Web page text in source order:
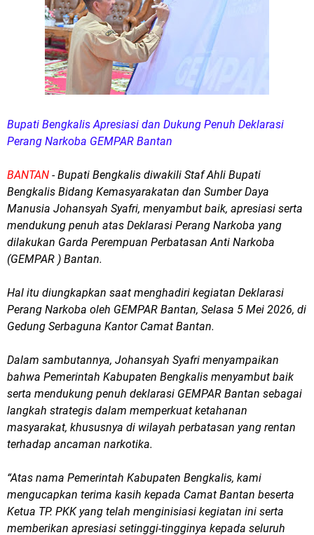
Bupati Bengkalis Apresiasi dan Dukung Penuh Deklarasi
Perang Narkoba GEMPAR Bantan
BANTAN - Bupati Bengkalis diwakili Staf Ahli Bupati
Bengkalis Bidang Kemasyarakatan dan Sumber Daya
Manusia Johansyah Syafri, menyambut baik, apresiasi serta
mendukung penuh atas Deklarasi Perang Narkoba yang
dilakukan Garda Perempuan Perbatasan Anti Narkoba
(GEMPAR ) Bantan.
Hal itu diungkapkan saat menghadiri kegiatan Deklarasi
Perang Narkoba oleh GEMPAR Bantan, Selasa 5 Mei 2026, di
Gedung Serbaguna Kantor Camat Bantan.
Dalam sambutannya, Johansyah Syafri menyampaikan
bahwa Pemerintah Kabupaten Bengkalis menyambut baik
serta mendukung penuh deklarasi GEMPAR Bantan sebagai
langkah strategis dalam memperkuat ketahanan
masyarakat, khususnya di wilayah perbatasan yang rentan
terhadap ancaman narkotika.
“Atas nama Pemerintah Kabupaten Bengkalis, kami
mengucapkan terima kasih kepada Camat Bantan beserta
Ketua TP. PKK yang telah menginisiasi kegiatan ini serta
memberikan apresiasi setinggi-tingginya kepada seluruh